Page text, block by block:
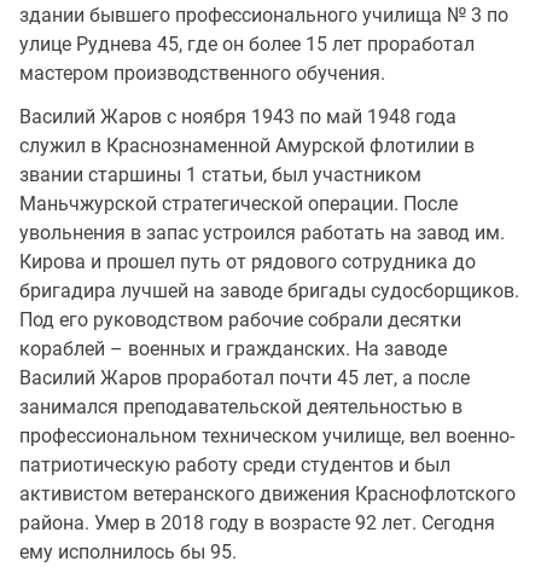
здании бывшего профессионального училища № 3 по
улице Руднева 45, где он более 15 лет проработал
мастером производственного обучения.
Василий Жаров с ноября 1943 по май 1948 года
служил в Краснознаменной Амурской флотилии в
звании старшины 1 статьи, был участником
Маньчжурской стратегической операции. После
увольнения в запас устроился работать на завод им.
Кирова и прошел путь от рядового сотрудника до
бригадира лучшей на заводе бригады судосборщиков.
Под его руководством рабочие собрали десятки
кораблей – военных и гражданских. На заводе
Василий Жаров проработал почти 45 лет, а после
занимался преподавательской деятельностью в
профессиональном техническом училище, вел военно-
патриотическую работу среди студентов и был
активистом ветеранского движения Краснофлотского
района. Умер в 2018 году в возрасте 92 лет. Сегодня
ему исполнилось бы 95.